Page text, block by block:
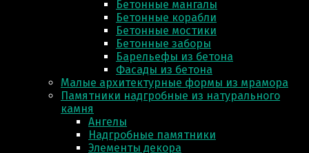
Бетонные мангалы
Бетонные корабли
Бетонные мостики
Бетонные заборы
Барельефы из бетона
Фасады из бетона
Малые архитектурные формы из мрамора
Памятники надгробные из натурального
камня
Ангелы
Надгробные памятники
Элементы декора